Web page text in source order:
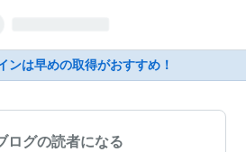
ンは早めの取得がおすすめ！
ログの読者になる